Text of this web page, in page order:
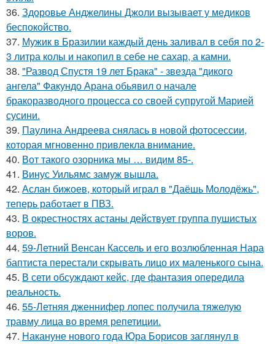
36. Здоровье Анджелины Джоли вызывает у медиков
беспокойство.
37. Мужик в Бразилии каждый день заливал в себя по 2-
3 литра колы и накопил в себе не сахар, а камни.
38. "Развод Спустя 19 лет Брака" - звезда "дикого
ангела" Факундо Арана обьявил о начале
бракоразводного процесса со своей супругой Марией
сусини.
39. Паулина Андреева снялась в новой фотосессии,
которая мгновенно привлекла внимание.
40. Вот такого озорника мы … видим 85-.
41. Винус Уильямс замуж вышла.
42. Аслан бижоев, который играл в "Даёшь Молодёжь",
теперь работает в ПВЗ.
43. В окрестностях астаны действует группа пушистых
воров.
44. 59-Летний Венсан Кассель и его возлюбленная Нара
баптиста перестали скрывать лицо их маленького сына.
45. В сети обсуждают кейс, где фантазия опередила
реальность.
46. 55-Летняя дженнифер лопес получила тяжелую
травму лица во время репетиции.
47. Накануне нового года Юра Борисов заглянул в